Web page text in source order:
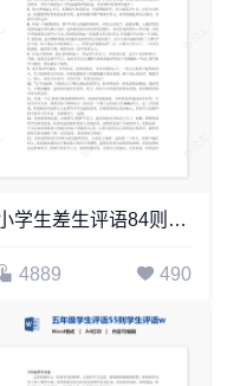
小学生差生评语84则评语word模板
4889 490